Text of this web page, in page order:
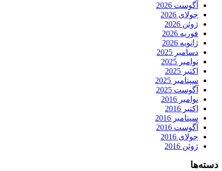
آگوست 2026
جولای 2026
ژوئن 2026
فوریه 2026
ژانویه 2026
دسامبر 2025
نوامبر 2025
اکتبر 2025
سپتامبر 2025
آگوست 2025
نوامبر 2016
اکتبر 2016
سپتامبر 2016
آگوست 2016
جولای 2016
ژوئن 2016
دسته‌ها